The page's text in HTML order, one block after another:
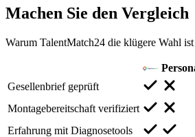
Machen Sie den Vergleich
Warum TalentMatch24 die klügere Wahl ist
Gesellenbrief geprüft
Montagebereitschaft verifiziert
Erfahrung mit Diagnosetools